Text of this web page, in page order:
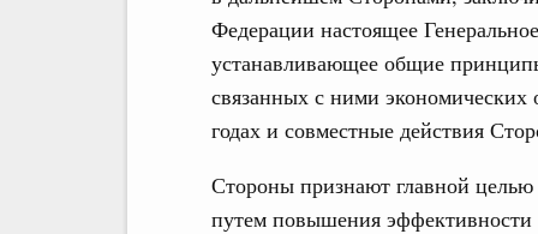
Федерации настоящее
устанавливающее общие
связанных с ними
годах и совместные действия
Стороны признают главной целью
путем повышения эффективности